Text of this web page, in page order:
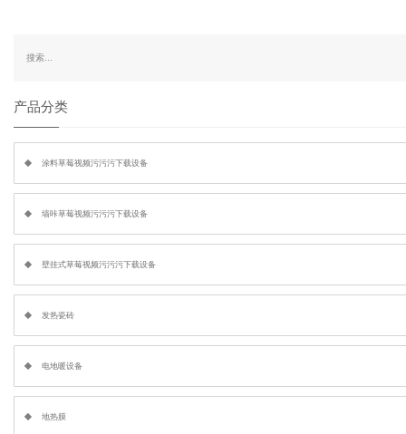
产品分类
涂料草莓视频污污污下载设备
墙咔草莓视频污污污下载设备
壁挂式草莓视频污污污下载设备
发热瓷砖
电地暖设备
地热膜